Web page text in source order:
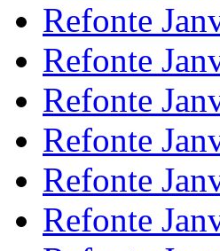
Refonte
Refonte
Refonte
Refonte
Refonte
Refonte